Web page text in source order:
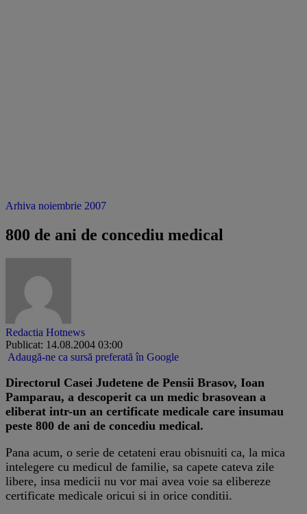
Arhiva noiembrie 2007
800 de ani de concediu medical
Redactia Hotnews
Publicat: 14.08.2004 03:00
Adaugă-ne ca sursă preferată în Google
Directorul Casei Judetene de Pensii Brasov, Ioan
Pamparau, a descoperit ca un medic brasovean a
eliberat intr-un an certificate medicale care insumau
peste 800 de ani de concediu medical.
Pana acum, o serie de cetateni erau obisnuiti ca, la mica
intelegere cu medicul de familie, sa capete cateva zile
libere, insa medicii nu vor mai avea voie sa elibereze
certificate medicale oricui si in orice conditii.